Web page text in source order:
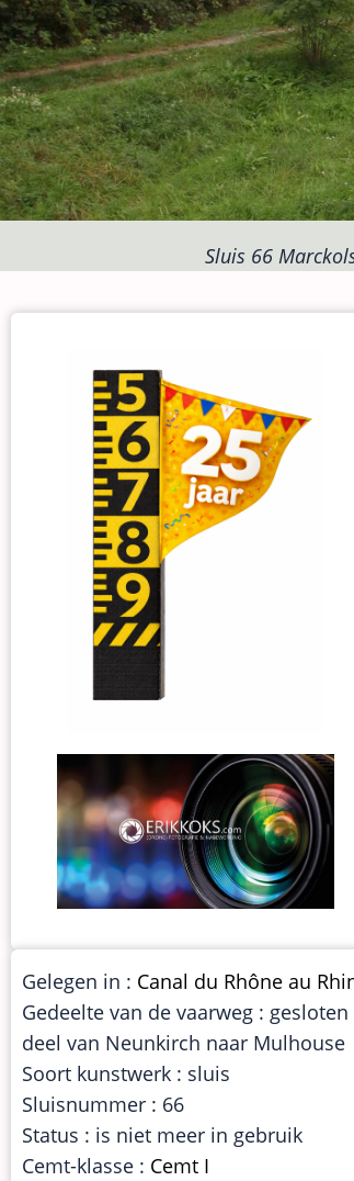
Sluis 66
Gelegen in : Canal du Rhône au
Gedeelte van de vaarweg : gesloten
deel van Neunkirch naar Mulhouse
Soort kunstwerk : sluis
Sluisnummer : 66
Status : is niet meer in gebruik
Cemt-klasse : Cemt I